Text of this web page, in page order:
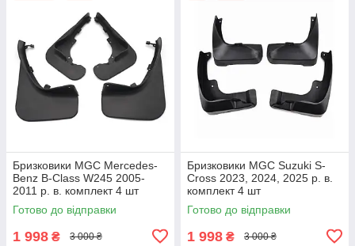
Бризковики MGC Mercedes-
Benz B-Class W245 2005-
2011 р. в. комплект 4 шт
Готово до відправки
1 998 ₴ 3 000 ₴
Бризковики MGC Suzuki S-
Cross 2023, 2024, 2025 р. в.
комплект 4 шт
Готово до відправки
1 998 ₴ 3 000 ₴